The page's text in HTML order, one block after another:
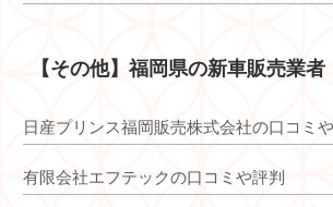
【その他】福岡県の新車販売業者
日産プリンス福岡販売株式会社の口コミ
有限会社エフテックの口コミや評判